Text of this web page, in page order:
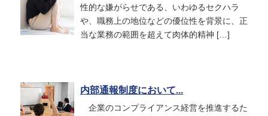
性的な嫌がらせである、いわゆるセクハラ
や、職務上の地位などの優位性を背景に、正
当な業務の範囲を超えて肉体的精神 […]
内部通報制度において...
企業のコンプライアンス経営を推進するた